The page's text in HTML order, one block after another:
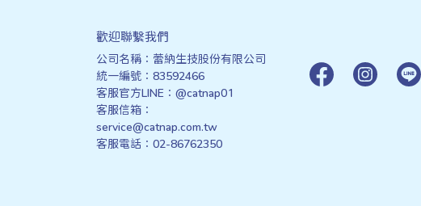
歡迎聯繫我們
公司名稱：蕾納生技股份有限公司
統一編號：83592466
客服官方LINE：@catnap01
客服信箱：
service@catnap.com.tw
客服電話：02-86762350